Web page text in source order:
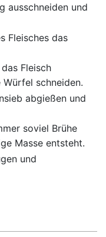
ausschneiden und
Fleisches das
Fleisch
schneiden.
abgießen und
soviel Brühe
Masse entsteht.
und